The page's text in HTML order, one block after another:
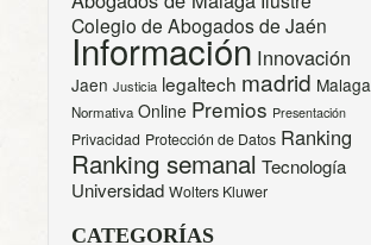
Colegio de Abogados de Jaén
Información Innovación
Jaen Justicia legaltech madrid Malaga
Normativa Online Premios Presentación
Privacidad Protección de Datos Ranking
Ranking semanal Tecnología
Universidad Wolters Kluwer
CATEGORÍAS